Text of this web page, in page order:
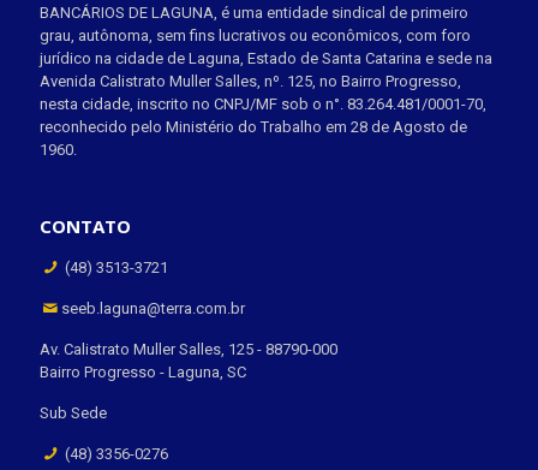
BANCÁRIOS DE LAGUNA, é uma entidade sindical de primeiro
grau, autônoma, sem fins lucrativos ou econômicos, com foro
jurídico na cidade de Laguna, Estado de Santa Catarina e sede na
Avenida Calistrato Muller Salles, nº. 125, no Bairro Progresso,
nesta cidade, inscrito no CNPJ/MF sob o n°. 83.264.481/0001-70,
reconhecido pelo Ministério do Trabalho em 28 de Agosto de
1960.
CONTATO
(48) 3513-3721
seeb.laguna@terra.com.br
Av. Calistrato Muller Salles, 125 - 88790-000
Bairro Progresso - Laguna, SC
Sub Sede
(48) 3356-0276